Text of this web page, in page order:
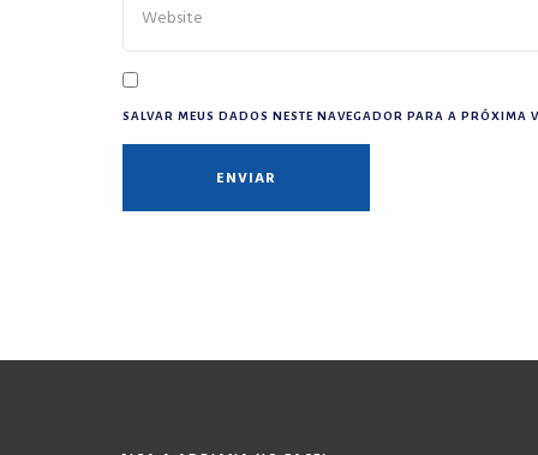
SALVAR MEUS DADOS NESTE NAVEGADOR PARA A PRÓXIMA